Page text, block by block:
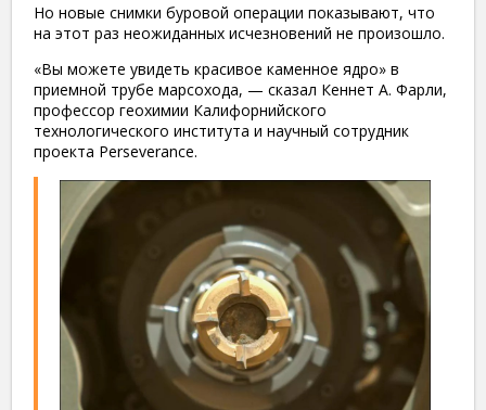
Но новые снимки буровой операции показывают, что
на этот раз неожиданных исчезновений не произошло.
«Вы можете увидеть красивое каменное ядро» в
приемной трубе марсохода, — сказал Кеннет А. Фарли,
профессор геохимии Калифорнийского
технологического института и научный сотрудник
проекта Perseverance.